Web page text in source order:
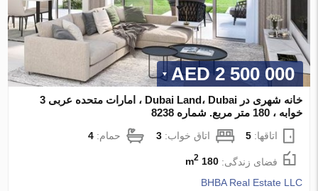
2 500 000 AED
خانه شهری در Dubai Land، Dubai ، امارات متحده عربی 3
خوابه ، 180 متر مربع. شماره 8238
اتاقها:5 اتاق خواب:3 حمام:4
فضای زندگی:180 m
2
BHBA Real Estate LLC